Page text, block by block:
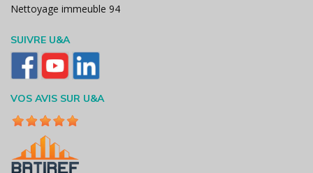
Nettoyage immeuble 94
SUIVRE U&A
VOS AVIS SUR U&A